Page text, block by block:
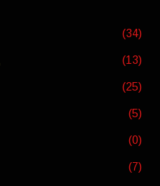
(34)
(13)
(25)
(5)
(0)
(7)